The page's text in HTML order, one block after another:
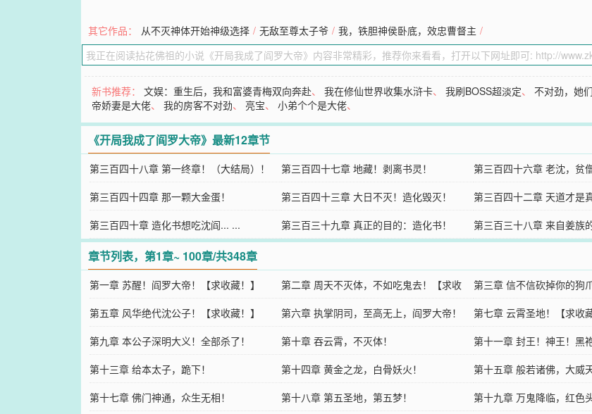
其它作品： 从不灭神体开始神级选择 / 无敌至尊太子爷 / 我，铁胆神侯卧底，效忠曹督主 /
新书推荐：文娱：重生后，我和富婆青梅双向奔赴、我在修仙世界收集水浒卡、我刷BOSS超淡定、不对劲，她
帝娇妻是大佬、我的房客不对劲、亮宝、小弟个个是大佬、
《开局我成了阎罗大帝》最新12章节
第三百四十八章 第一终章！（大结局）！ 第三百四十七章 地藏！剥离书灵！ 第三百四十六章 老沈，贫
第三百四十四章 那一颗大金蛋！
第三百四十三章 大日不灭！造化毁灭！ 第三百四十二章 天道才是
第三百四十章 造化书想吃沈阎... ...
第三百三十九章 真正的目的：造化书！ 第三百三十八章 来自姜族
章节列表，第1章~ 100章/共348章
第一章 苏醒！阎罗大帝！【求收藏！】
第二章 周天不灭体，不如吃鬼去！【求收
藏！】
第三章 信不信砍掉你的狗
第五章 风华绝代沈公子！【求收藏！】
第六章 执掌阴司，至高无上，阎罗大帝！ 第七章 云霄圣地！【求收藏
第九章 本公子深明大义！全部杀了！
第十章 吞云霄，不灭体！ 第十一章 封王！神王！黑袍
第十三章 给本太子，跪下！
第十四章 黄金之龙，白骨妖火！ 第十五章 般若诸佛，大威天
第十七章 佛门神通，众生无相！
第十八章 第五圣地，第五梦！ 第十九章 万鬼降临，红色